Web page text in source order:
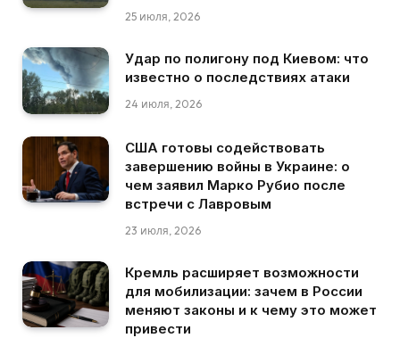
25 июля, 2026
Удар по полигону под Киевом: что
известно о последствиях атаки
24 июля, 2026
США готовы содействовать
завершению войны в Украине: о
чем заявил Марко Рубио после
встречи с Лавровым
23 июля, 2026
Кремль расширяет возможности
для мобилизации: зачем в России
меняют законы и к чему это может
привести